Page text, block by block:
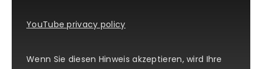
YouTube privacy policy
Wenn Sie diesen Hinweis akzeptieren, wird Ihre